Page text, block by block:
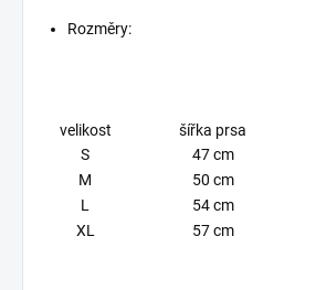
Rozměry:
velikost šířka prsa
S
47 cm
M
50 cm
L
54 cm
XL
57 cm